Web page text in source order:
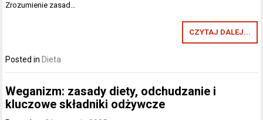
Zrozumienie zasad…
CZYTAJ DALEJ...
Posted in Dieta
Weganizm: zasady diety, odchudzanie i
kluczowe składniki odżywcze